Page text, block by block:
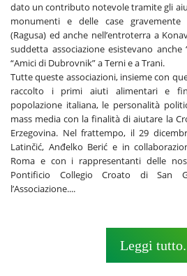
dato un contributo notevole tramite gli
monumenti e delle case gravemente
(Ragusa) ed anche nell’entroterra a
suddetta associazione esistevano
“Amici di Dubrovnik” a Terni e a Trani.
Tutte queste associazioni, insieme con
raccolto i primi aiuti alimentari e
popolazione italiana, le personalità
mass media con la finalità di aiutare la
Erzegovina. Nel frattempo, il 29
Latinčić, Anđelko Berić e in
Roma e con i rappresentanti delle
Pontificio Collegio Croato di San
l’Associazione....
Leggi